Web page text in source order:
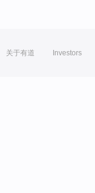
关于有道 Investors